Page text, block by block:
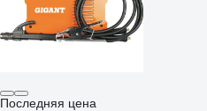
Последняя цена